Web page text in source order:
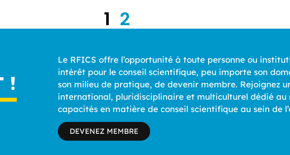
1 2
!
Le RFICS offre l’opportunité à toute personne ou
intérêt pour le conseil scientifique, peu importe son
son milieu de pratique, de devenir membre. Rejoignez
international, pluridisciplinaire et multiculturel dédié au
capacités en matière de conseil scientifique au sein de
DEVENEZ MEMBRE